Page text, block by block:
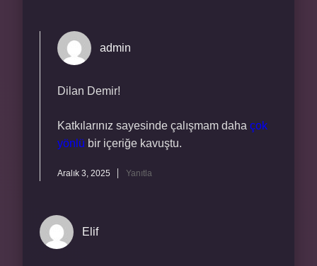
admin
Dilan Demir!
Katkılarınız sayesinde çalışmam daha çok
yönlü bir içeriğe kavuştu.
Aralık 3, 2025 Yanıtla
Elif